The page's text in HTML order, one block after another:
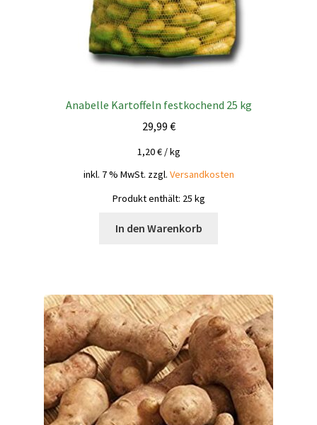
Anabelle Kartoffeln festkochend 25 kg
29,99 €
1,20€/kg
inkl. 7 % MwSt. zzgl. Versandkosten
Produkt enthält: 25 kg
In den Warenkorb